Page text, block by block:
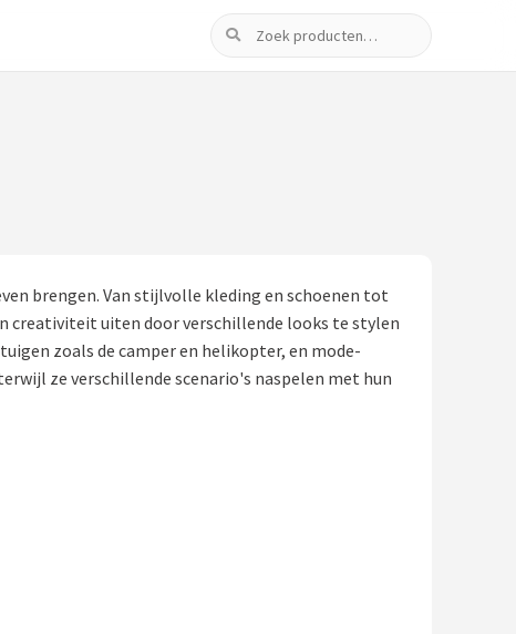
Zoeken
brengen. Van stijlvolle kleding en schoenen tot
creativiteit uiten door verschillende looks te stylen
zoals de camper en helikopter, en mode-
ze verschillende scenario's naspelen met hun